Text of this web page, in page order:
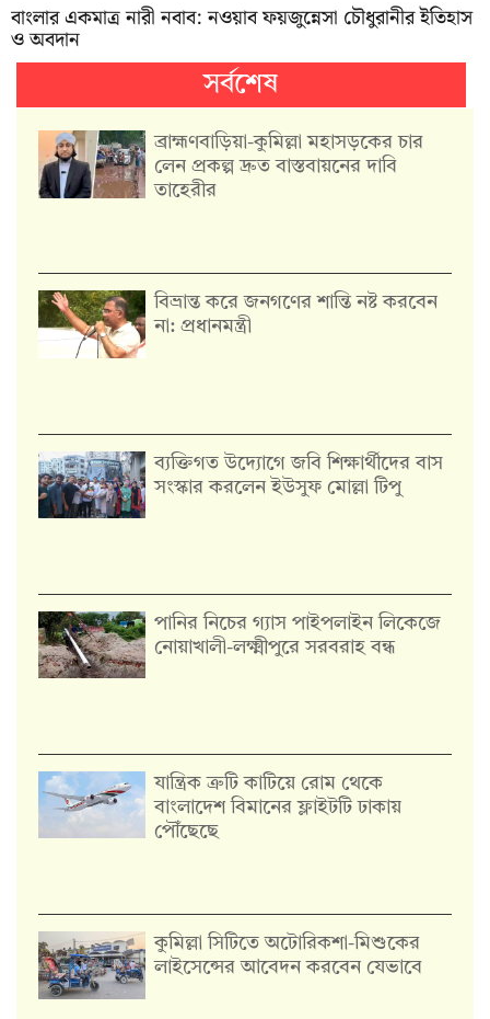
বাংলার একমাত্র নারী নবাব: নওয়াব ফয়জুন্নেসা চৌধুরানীর ইতিহাস
ও অবদান
সর্বশেষ
ব্রাহ্মণবাড়িয়া-কুমিল্লা মহাসড়কের চার
লেন প্রকল্প দ্রুত বাস্তবায়নের দাবি
তাহেরীর
বিভ্রান্ত করে জনগণের শান্তি নষ্ট করবেন
না: প্রধানমন্ত্রী
ব্যক্তিগত উদ্যোগে জবি শিক্ষার্থীদের বাস
সংস্কার করলেন ইউসুফ মোল্লা টিপু
পানির নিচের গ্যাস পাইপলাইন লিকেজে
নোয়াখালী-লক্ষ্মীপুরে সরবরাহ বন্ধ
যান্ত্রিক ত্রুটি কাটিয়ে রোম থেকে
বাংলাদেশ বিমানের ফ্লাইটটি ঢাকায়
পৌঁছেছে
কুমিল্লা সিটিতে অটোরিকশা-মিশুকের
লাইসেন্সের আবেদন করবেন যেভাবে